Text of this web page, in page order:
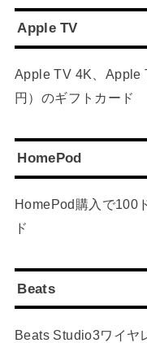
Apple TV
Apple TV 4K、Apple
円）のギフトカード
HomePod
HomePod購入で100
ド
Beats
Beats Studio3ワイヤ